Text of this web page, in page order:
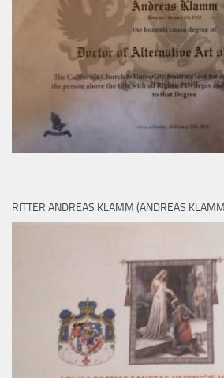
RITTER ANDREAS KLAMM (ANDREAS